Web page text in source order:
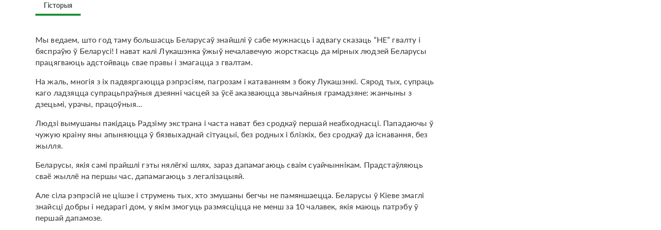
Гісторыя
Мы ведаем, што год таму большасць Беларусаў знайшлі ў сабе мужнасць і адвагу сказаць “НЕ” гвалту і
бяспраўю ў Беларусі! І нават калі Лукашэнка ўжыў нечалавечую жорсткасць да мірных людзей Беларусы
працягваюць адстойваць свае правы і змагацца з гвалтам.
На жаль, многія з іх падвяргаюцца рэпрэсіям, пагрозам і катаванням з боку Лукашэнкі. Сярод тых, супраць
каго ладзяцца супрацьпраўныя дзеянні часцей за ўсё аказваюцца звычайныя грамадзяне: жанчыны з
дзецьмі, урачы, працоўныя…
Людзі вымушаны пакідаць Радзіму экстрана і часта нават без сродкаў першай неабходнасці. Пападаючы ў
чужую краіну яны апыняюцца ў бязвыхаднай сітуацыі, без родных і блізкіх, без сродкаў да існавання, без
жылля.
Беларусы, якія самі прайшлі гэты нялёгкі шлях, зараз дапамагаюць сваім суайчыннікам. Прадстаўляюць
сваё жыллё на першы час, дапамагаюць з легалізацыяй.
Але сіла рэпрэсій не цішэе і струмень тых, хто змушаны бегчы не памяншаецца. Беларусы ў Кіеве змаглі
знайсці добры і недарагі дом, у якім змогуць размясціцца не менш за 10 чалавек, якія маюць патрэбу ў
першай дапамозе.